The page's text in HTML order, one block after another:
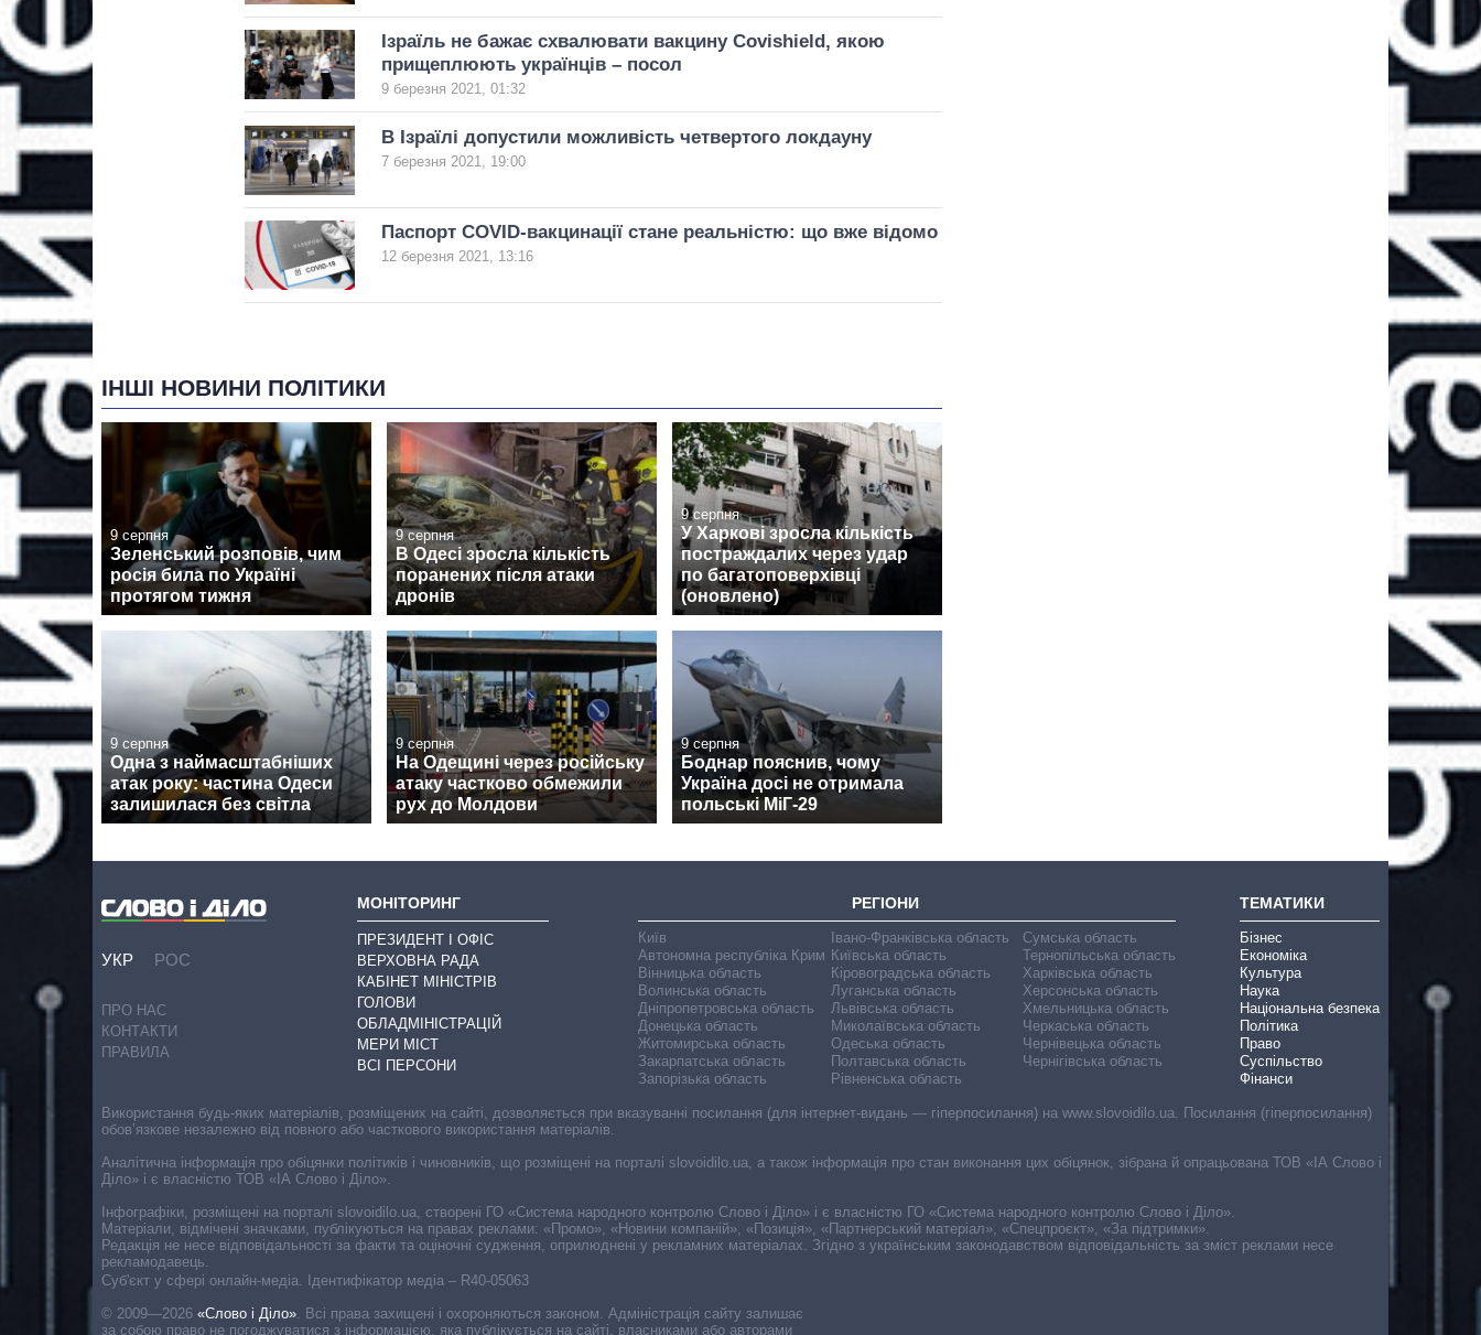
Ізраїль не бажає схвалювати вакцину Covishield, якою
прищеплюють українців – посол
9 березня 2021, 01:32
В Ізраїлі допустили можливість четвертого локдауну
7 березня 2021, 19:00
Паспорт COVID-вакцинації стане реальністю: що вже відомо
12 березня 2021, 13:16
ІНШІ НОВИНИ ПОЛІТИКИ
9 серпня
Зеленський розповів, чим
росія била по Україні
протягом тижня
9 серпня
В Одесі зросла кількість
поранених після атаки
дронів
9 серпня
У Харкові зросла кількість
постраждалих через удар
по багатоповерхівці
(оновлено)
9 серпня
Одна з наймасштабніших
атак року: частина Одеси
залишилася без світла
9 серпня
На Одещині через російську
атаку частково обмежили
рух до Молдови
9 серпня
Боднар пояснив, чому
Україна досі не отримала
польські МіГ-29
УКР РОС
ПРО НАС
КОНТАКТИ
ПРАВИЛА
МОНІТОРИНГ
ПРЕЗИДЕНТ І ОФІС
ВЕРХОВНА РАДА
КАБІНЕТ МІНІСТРІВ
ГОЛОВИ
ОБЛАДМІНІСТРАЦІЙ
МЕРИ МІСТ
ВСІ ПЕРСОНИ
РЕГІОНИ
Київ
Автономна республіка Крим
Вінницька область
Волинська область
Дніпропетровська область
Донецька область
Житомирська область
Закарпатська область
Запорізька область
Івано-Франківська область
Київська область
Кіровоградська область
Луганська область
Львівська область
Миколаївська область
Одеська область
Полтавська область
Рівненська область
Сумська область
Тернопільська область
Харківська область
Херсонська область
Хмельницька область
Черкаська область
Чернівецька область
Чернігівська область
ТЕМАТИКИ
Бізнес
Економіка
Культура
Наука
Національна безпека
Політика
Право
Суспільство
Фінанси
Cуб'єкт у сфері онлайн-медіа. Ідентифікатор медіа – R40-05063
© 2009—2026 «Слово і Діло». Всі права захищені і охороняються законом. Адміністрація сайту залишає
за собою право не погоджуватися з інформацією, яка публікується на сайті, власниками або авторами
Використання будь-яких матеріалів, розміщених на сайті, дозволяється при вказуванні посилання (для інтернет-видань — гіперпосилання) на www.slovoidilo.ua. Посилання (гіперпосилання)
обов’язкове незалежно від повного або часткового використання матеріалів.
Аналітична інформація про обіцянки політиків і чиновників, що розміщені на порталі slovoidilo.ua, а також інформація про стан виконання цих обіцянок, зібрана й опрацьована ТОВ «ІА Слово і
Діло» і є власністю ТОВ «ІА Слово і Діло».
Інфографіки, розміщені на порталі slovoidilo.ua, створені ГО «Система народного контролю Слово і Діло» і є власністю ГО «Система народного контролю Слово і Діло».
Матеріали, відмічені значками, публікуються на правах реклами: «Промо», «Новини компаній», «Позиція», «Партнерський матеріал», «Спецпроєкт», «За підтримки».
Редакція не несе відповідальності за факти та оціночні судження, оприлюднені у рекламних матеріалах. Згідно з українським законодавством відповідальність за зміст реклами несе
рекламодавець.